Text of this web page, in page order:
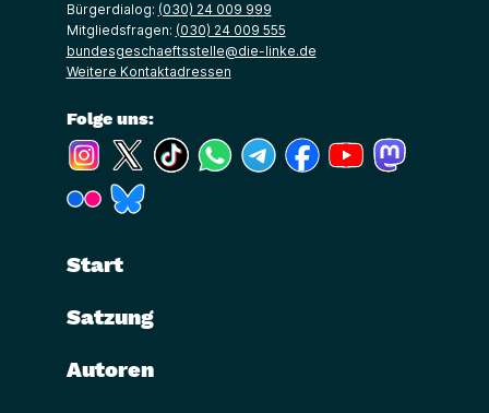
Bürgerdialog: (030) 24 009 999
Mitgliedsfragen: (030) 24 009 555
bundesgeschaeftsstelle@die-linke.de
Weitere Kontaktadressen
Folge uns:
(Link öffnet ein neues Fenster)
(Link öffnet ein neues Fenster)
(Link öffnet ein neues Fenster)
(Link öffnet ein neues Fenster)
(Link öffnet ein neues Fenster)
(Link öffnet ein neues
(Link öffnet ein
(Link öffnet ein neues Fenster)
Start
Satzung
Autoren